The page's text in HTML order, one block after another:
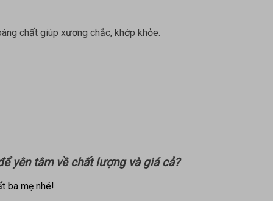
chất giúp xương chắc, khớp khỏe.
yên tâm về chất lượng và giá cả?
ba mẹ nhé!